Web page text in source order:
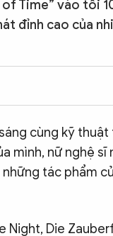
Time” vào tối
đỉnh cao của
cùng kỹ
mình, nữ nghệ
tác phẩm
Night, Die